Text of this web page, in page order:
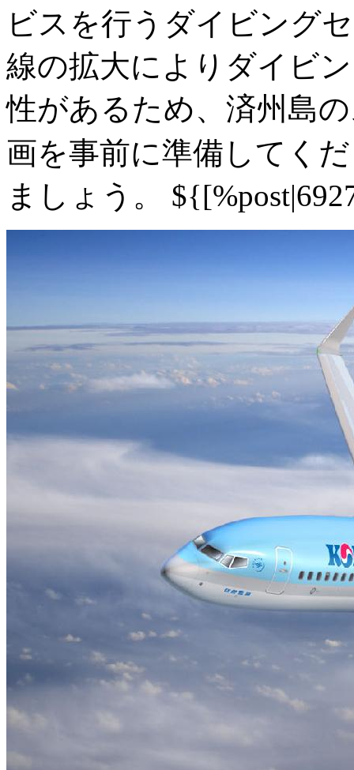
ビスを行うダイビング
線の拡大によりダイビ
性があるため、済州島
画を事前に準備してくだ
ましょう。